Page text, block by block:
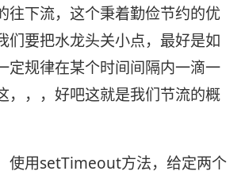
往下流，这个秉着勤俭节约的优
们要把水龙头关小点，最好是如
定规律在某个时间间隔内一滴一
，，，好吧这就是我们节流的概
使用setTimeout方法，给定两个